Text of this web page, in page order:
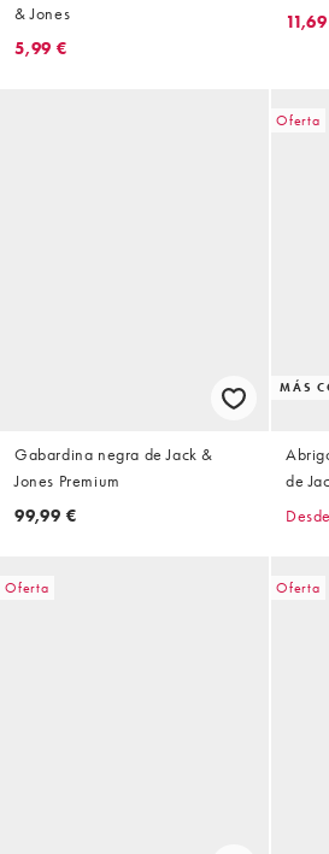
& Jones
5,99 €
Gabardina negra de Jack &
Jones Premium
99,99 €
Oferta
MÁS
de
Desde
Oferta Oferta